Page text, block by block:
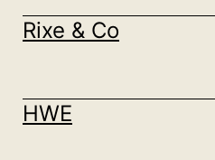
Rixe & Co
HWE